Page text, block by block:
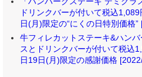
ドリンクバーが付いて税込
日(月)限定の“にくの日特別価格
牛フィレカットステーキ&ハン
スとドリンクバーが付いて税込
日19日(月)限定の感謝価格